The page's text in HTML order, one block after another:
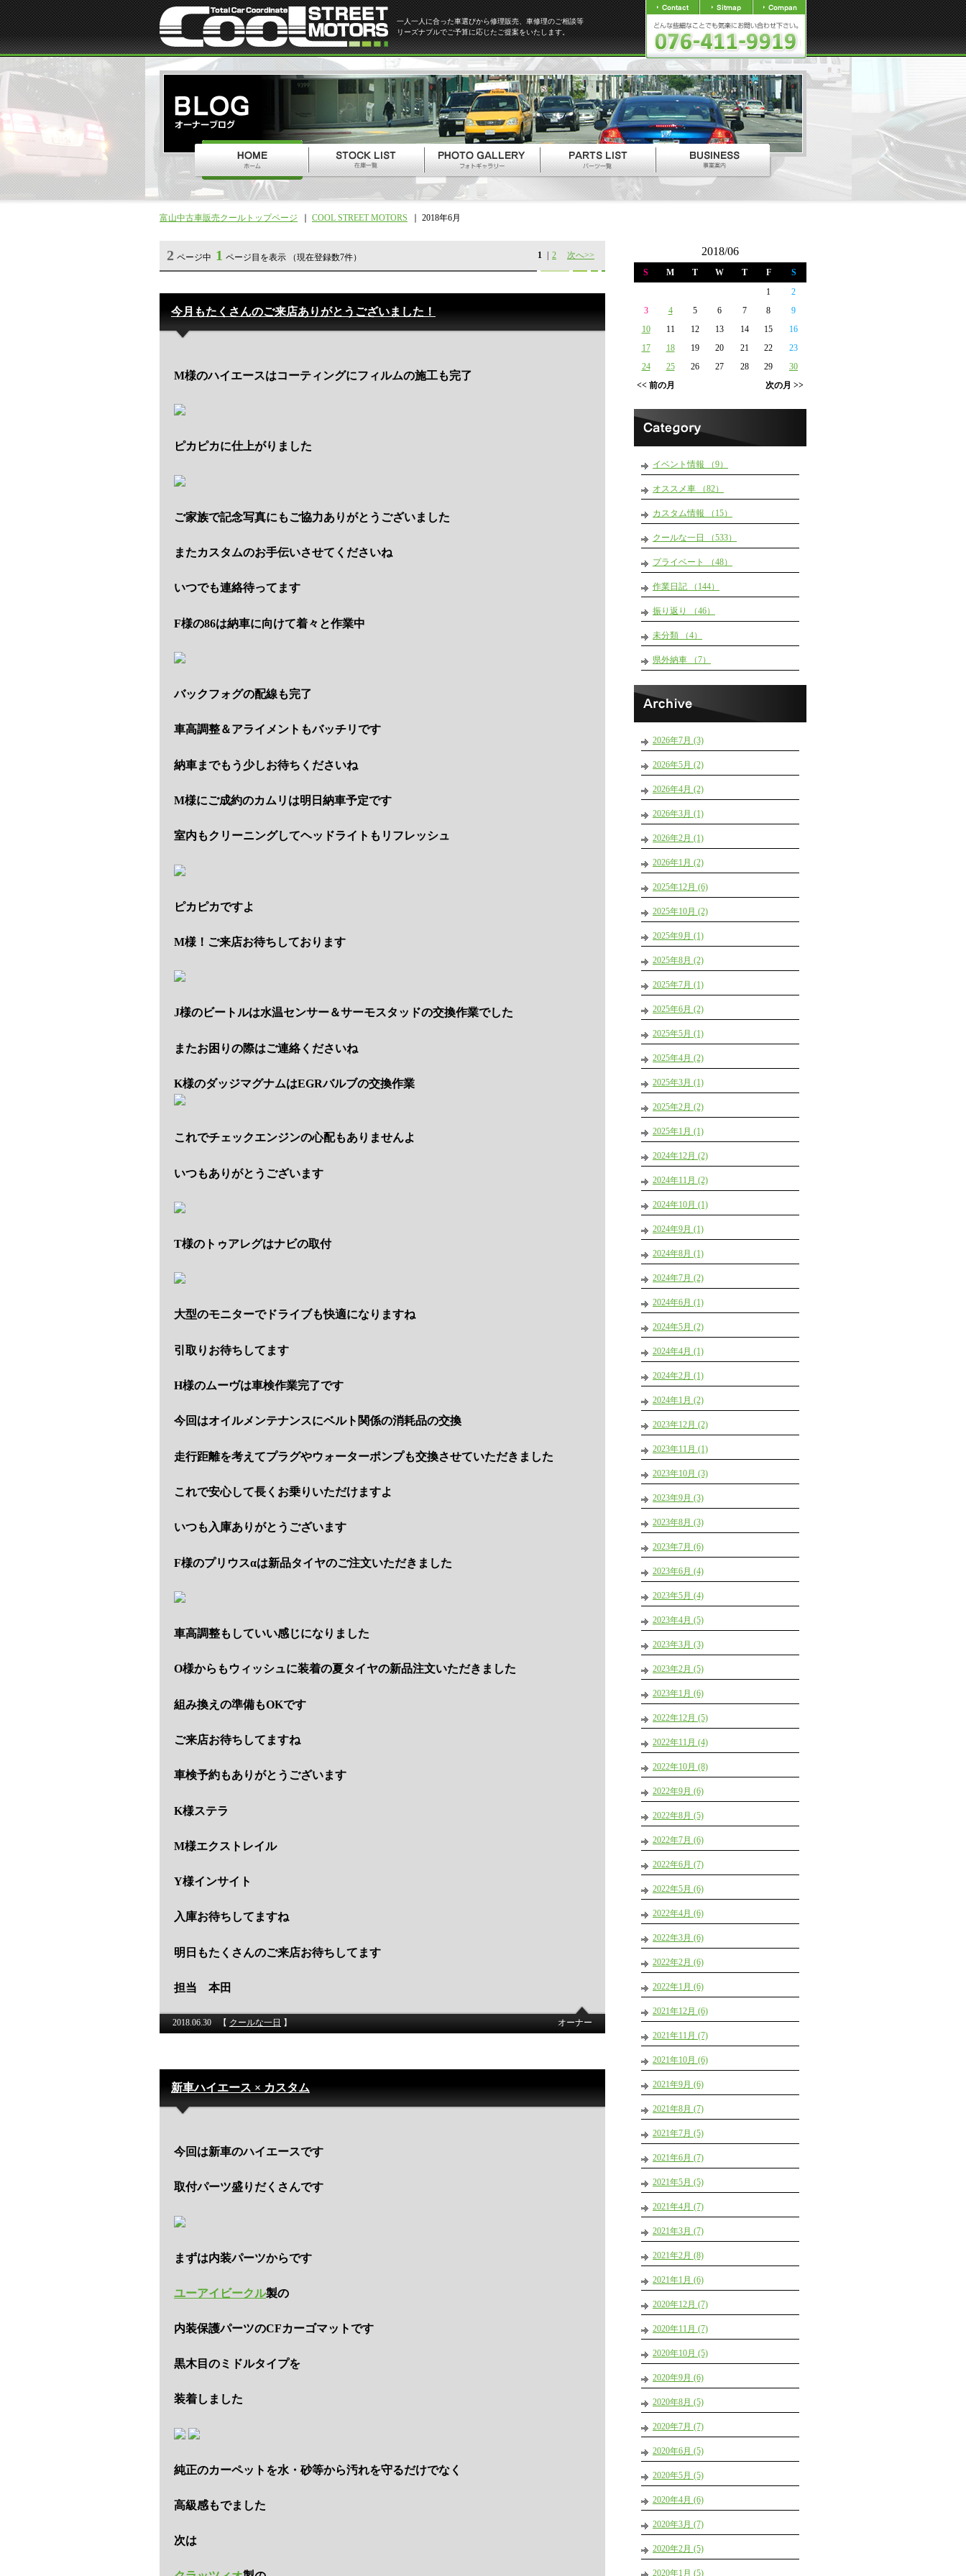
一人一人に合った車選びから修理販売、車修理のご相談等
リーズナブルでご予算に応じたご提案をいたします。
富山中古車販売クールトップページ COOL STREET MOTORS 2018年6月
2 ページ中 1 ページ目を表示 （現在登録数7件） 1 2 次へ>>
今月もたくさんのご来店ありがとうございました！
M様のハイエースはコーティングにフィルムの施工も完了
ピカピカに仕上がりました
ご家族で記念写真にもご協力ありがとうございました
またカスタムのお手伝いさせてくださいね
いつでも連絡待ってます
F様の86は納車に向けて着々と作業中
バックフォグの配線も完了
車高調整＆アライメントもバッチリです
納車までもう少しお待ちくださいね
M様にご成約のカムリは明日納車予定です
室内もクリーニングしてヘッドライトもリフレッシュ
ピカピカですよ
M様！ご来店お待ちしております
J様のビートルは水温センサー＆サーモスタッドの交換作業でした
またお困りの際はご連絡くださいね
K様のダッジマグナムはEGRバルブの交換作業
これでチェックエンジンの心配もありませんよ
いつもありがとうございます
T様のトゥアレグはナビの取付
大型のモニターでドライブも快適になりますね
引取りお待ちしてます
H様のムーヴは車検作業完了です
今回はオイルメンテナンスにベルト関係の消耗品の交換
走行距離を考えてプラグやウォーターポンプも交換させていただきました
これで安心して長くお乗りいただけますよ
いつも入庫ありがとうございます
F様のプリウスαは新品タイヤのご注文いただきました
車高調整もしていい感じになりました
O様からもウィッシュに装着の夏タイヤの新品注文いただきました
組み換えの準備もOKです
ご来店お待ちしてますね
車検予約もありがとうございます
K様ステラ
M様エクストレイル
Y様インサイト
入庫お待ちしてますね
明日もたくさんのご来店お待ちしてます
担当 本田
2018.06.30 【 クールな一日 】 オーナー
新車ハイエース × カスタム
今回は新車のハイエースです
取付パーツ盛りだくさんです
まずは内装パーツからです
ユーアイビークル製の
内装保護パーツのCFカーゴマットです
黒木目のミドルタイプを
装着しました
純正のカーペットを水・砂等から汚れを守るだけでなく
高級感もでました
次は
2018/06
S M T W T F S
<< 前の月 次の月 >>
1
2
3
4 5 6 7 8
9
10
11 12 13 14 15
16
17
18 19 20 21 22
23
24
25 26 27 28 29 30
イベント情報 （9）
オススメ車 （82）
カスタム情報 （15）
クールな一日 （533）
プライベート （48）
作業日記 （144）
振り返り （46）
未分類 （4）
県外納車 （7）
2026年7月 (3)
2026年5月 (2)
2026年4月 (2)
2026年3月 (1)
2026年2月 (1)
2026年1月 (2)
2025年12月 (6)
2025年10月 (2)
2025年9月 (1)
2025年8月 (2)
2025年7月 (1)
2025年6月 (2)
2025年5月 (1)
2025年4月 (2)
2025年3月 (1)
2025年2月 (2)
2025年1月 (1)
2024年12月 (2)
2024年11月 (2)
2024年10月 (1)
2024年9月 (1)
2024年8月 (1)
2024年7月 (2)
2024年6月 (1)
2024年5月 (2)
2024年4月 (1)
2024年2月 (1)
2024年1月 (2)
2023年12月 (2)
2023年11月 (1)
2023年10月 (3)
2023年9月 (3)
2023年8月 (3)
2023年7月 (6)
2023年6月 (4)
2023年5月 (4)
2023年4月 (5)
2023年3月 (3)
2023年2月 (5)
2023年1月 (6)
2022年12月 (5)
2022年11月 (4)
2022年10月 (8)
2022年9月 (6)
2022年8月 (5)
2022年7月 (6)
2022年6月 (7)
2022年5月 (6)
2022年4月 (6)
2022年3月 (6)
2022年2月 (6)
2022年1月 (6)
2021年12月 (6)
2021年11月 (7)
2021年10月 (6)
2021年9月 (6)
2021年8月 (7)
2021年7月 (5)
2021年6月 (7)
2021年5月 (5)
2021年4月 (7)
2021年3月 (7)
2021年2月 (8)
2021年1月 (6)
2020年12月 (7)
2020年11月 (7)
2020年10月 (5)
2020年9月 (6)
2020年8月 (5)
2020年7月 (7)
2020年6月 (5)
2020年5月 (5)
2020年4月 (6)
2020年3月 (7)
2020年2月 (5)
2020年1月 (5)